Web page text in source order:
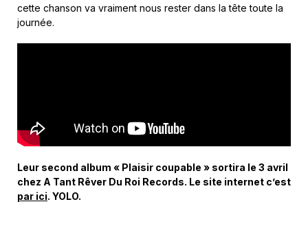
cette chanson va vraiment nous rester dans la tête toute la
journée.
Leur second album « Plaisir coupable » sortira le 3 avril
chez A Tant Rêver Du Roi Records. Le site internet c’est
par ici. YOLO.